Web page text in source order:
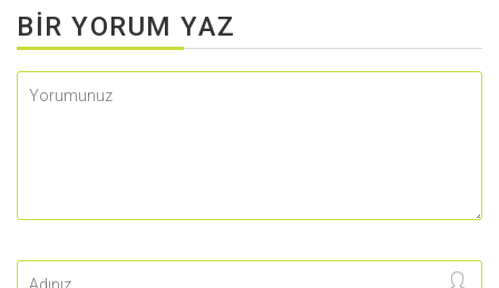
BIR YORUM YAZ